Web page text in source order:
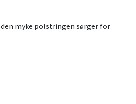
myke polstringen sørger for